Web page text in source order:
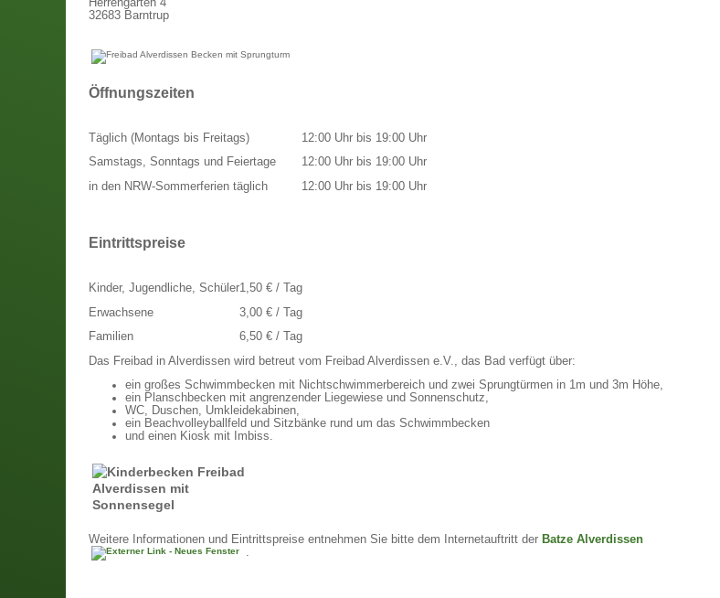
Herrengarten 4
32683 Barntrup
Öffnungszeiten
Täglich (Montags bis Freitags)
Samstags, Sonntags und Feiertage
in den NRW-Sommerferien täglich
12:00 Uhr bis 19:00 Uhr
12:00 Uhr bis 19:00 Uhr
12:00 Uhr bis 19:00 Uhr
Eintrittspreise
Kinder, Jugendliche, Schüler
Erwachsene
Familien
1,50 € / Tag
3,00 € / Tag
6,50 € / Tag
Das Freibad in Alverdissen wird betreut vom Freibad Alverdissen e.V., das Bad verfügt über:
ein großes Schwimmbecken mit Nichtschwimmerbereich und zwei Sprungtürmen in 1m und 3m Höhe,
ein Planschbecken mit angrenzender Liegewiese und Sonnenschutz,
WC, Duschen, Umkleidekabinen,
ein Beachvolleyballfeld und Sitzbänke rund um das Schwimmbecken
und einen Kiosk mit Imbiss.
Weitere Informationen und Eintrittspreise entnehmen Sie bitte dem Internetauftritt der Batze Alverdissen
.